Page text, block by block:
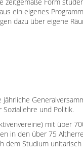
ein eigenes
dazu über eigene
jährliche
Soziallehre und Politik.
mit über
in den über 75
dem Studium